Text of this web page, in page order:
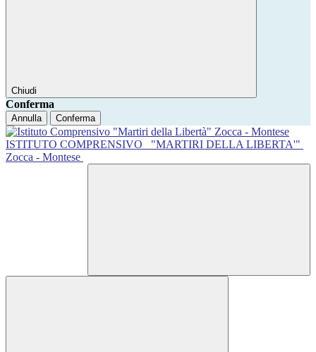
Chiudi
Conferma
Annulla Conferma
ISTITUTO COMPRENSIVO
"MARTIRI DELLA LIBERTA'"
Zocca - Montese